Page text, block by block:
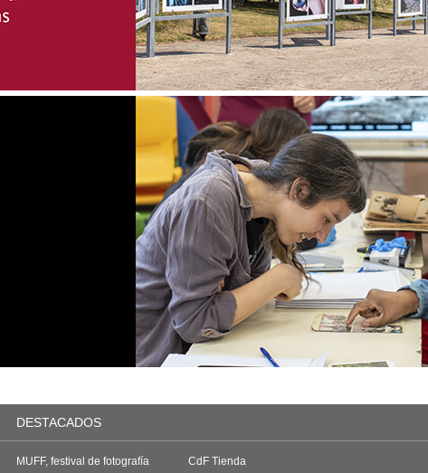
DESTACADOS
MUFF, festival de fotografía CdF Tienda